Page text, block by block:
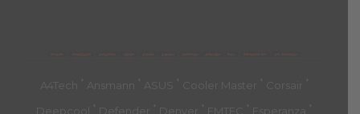
მთავარი კალათა
A4Tech ' Ansmann ' ASUS ' Cooler Master ' Corsair '
Deepcool Defender Denver EMTEC Esperanza